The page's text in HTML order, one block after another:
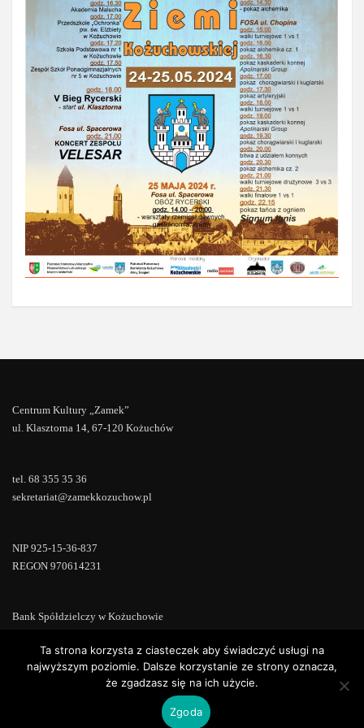
Centrum Kultury „Zamek”
ul. Klasztorna 14, 67-120 Kożuchów
tel. 68 355 35 36
sekretariat@zamekkozuchow.pl
NIP 925-15-36-837
REGON 970614231
Bank Spółdzielczy w Kożuchowie
WordPress |ConsultStreet theme by
Ta strona korzysta z ciasteczek aby świadczyć usługi na
najwyższym poziomie. Dalsze korzystanie ze strony oznacza,
że zgadzasz się na ich użycie.
Zgoda